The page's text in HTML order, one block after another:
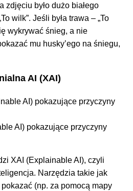
zdjęciu było dużo białego
wilk”. Jeśli była trawa – „To
wykrywać śnieg, a nie
mu husky’ego na śniegu,
AI (XAI)
AI) pokazujące przyczyny
XAI (Explainable AI), czyli
Narzędzia takie jak
(np. za pomocą mapy